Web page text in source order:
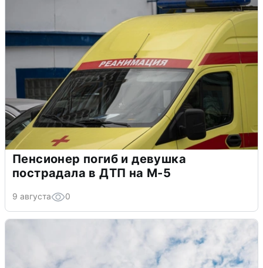
Пенсионер погиб и девушка
пострадала в ДТП на М-5
9 августа 0